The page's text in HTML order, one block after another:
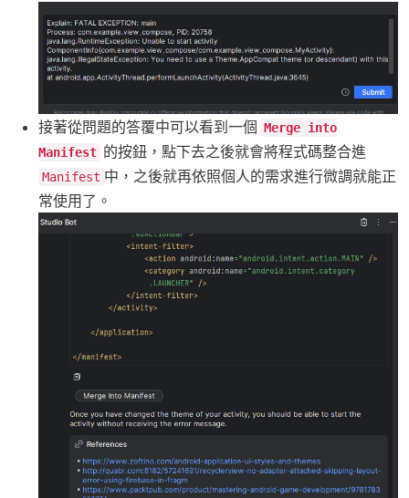
接著從問題的答覆中可以看到一個 Merge into
Manifest 的按鈕，點下去之後就會將程式碼整合進
Manifest 中，之後就再依照個人的需求進行微調就能正
常使用了。